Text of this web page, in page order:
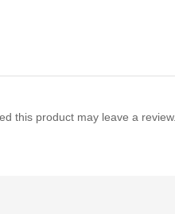
this product may leave a review.